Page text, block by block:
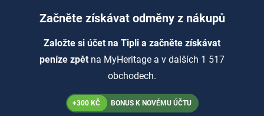
Začněte získávat odměny z nákupů
Založte si účet na Tipli a začněte získávat
peníze zpět na MyHeritage a v dalších 1 517
obchodech.
+300 KČ BONUS K NOVÉMU ÚČTU